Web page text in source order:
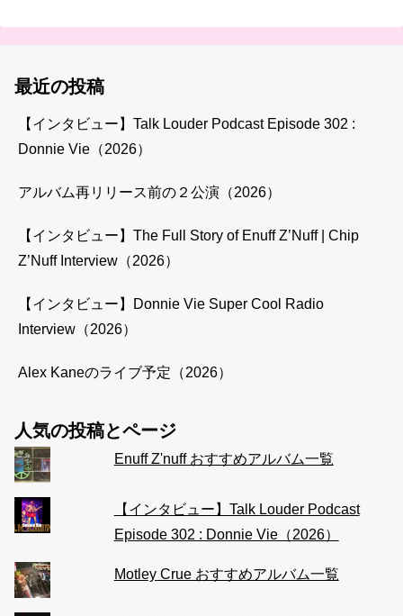
最近の投稿
【インタビュー】Talk Louder Podcast Episode 302 :
Donnie Vie（2026）
アルバム再リリース前の２公演（2026）
【インタビュー】The Full Story of Enuff Z’Nuff | Chip
Z’Nuff Interview（2026）
【インタビュー】Donnie Vie Super Cool Radio
Interview（2026）
Alex Kaneのライブ予定（2026）
人気の投稿とページ
Enuff Z'nuff おすすめアルバム一覧
【インタビュー】Talk Louder Podcast
Episode 302 : Donnie Vie（2026）
Motley Crue おすすめアルバム一覧